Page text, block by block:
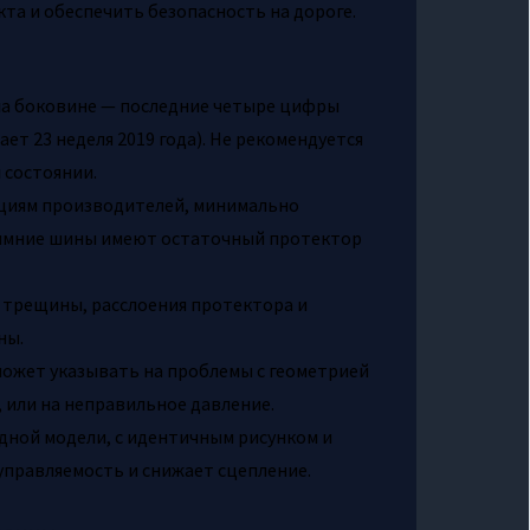
и обеспечить безопасность на дороге.
боковине — последние четыре цифры
23 неделя 2019 года). Не рекомендуется
производителей, минимально
шины имеют остаточный протектор
расслоения протектора и
указывать на проблемы с геометрией
на неправильное давление.
модели, с идентичным рисунком и
и снижает сцепление.